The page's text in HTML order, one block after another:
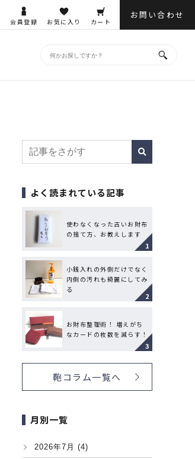
会員登録 お気に入り カート
お問い合わせ
よく読まれている記事
使わなくなった古いお財布
の捨て方、お教えします
小銭入れの外側だけでなく
内側の汚れも綺麗にしてみ
る
お財布整理術！ 増えがち
なカードの枚数を減らす！
鞄コラム一覧へ
月別一覧
2026年7月 (4)